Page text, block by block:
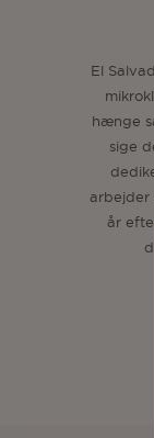
El
hænge
sige
arbejder
år